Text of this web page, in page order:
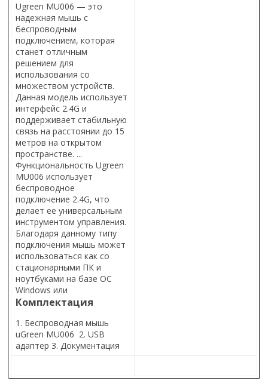
Ugreen MU006 — это
надежная мышь с
беспроводным
подключением, которая
станет отличным
решением для
использования со
множеством устройств.
Данная модель использует
интерфейс 2.4G и
поддерживает стабильную
связь на расстоянии до 15
метров на открытом
пространстве. ...
Функциональность Ugreen
MU006 использует
беспроводное
подключение 2.4G, что
делает ее универсальным
инструментом управления.
Благодаря данному типу
подключения мышь может
использоваться как со
стационарными ПК и
ноутбуками на базе ОС
Windows или
Комплектация
1. Беспроводная мышь
uGreen MU006 2. USB
адаптер 3. Документация